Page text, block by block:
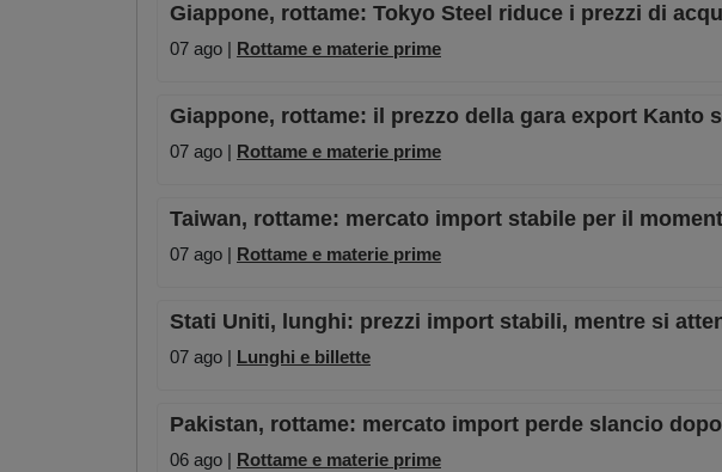
Giappone, rottame: Tokyo Steel riduce i prezzi di
07 ago | Rottame e materie prime
Giappone, rottame: il prezzo della gara export Kanto
07 ago | Rottame e materie prime
Taiwan, rottame: mercato import stabile per il
07 ago | Rottame e materie prime
Stati Uniti, lunghi: prezzi import stabili, mentre si
07 ago | Lunghi e billette
Pakistan, rottame: mercato import perde slancio
06 ago | Rottame e materie prime